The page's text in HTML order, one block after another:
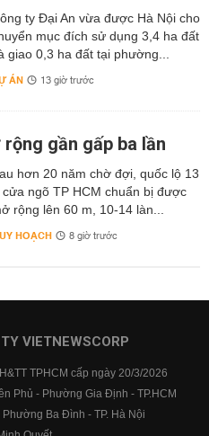
ty Đại An vừa được Hà Nội cho
mục đích sử dụng 3,4 ha đất
giao 0,3 ha đất tại phường...
ÁN 13 giờ trước
gần gấp ba lần
hơn 20 năm chờ đợi, quốc lộ 13
ngõ TP HCM chuẩn bị được
rộng lên 60 m, 10-14 làn...
HOẠCH 8 giờ trước
VIETNEWSCORP
TPHCM cấp ngày 20/3/2026
Phủ - Phường Gia Định - TP.HCM
Phường Ba Đình - TP. Hà Nội